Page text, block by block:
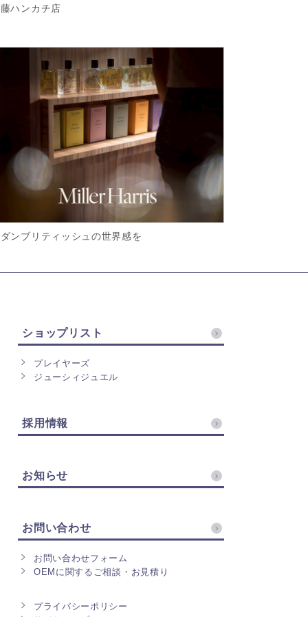
ハンカチ店
ンブリティッシュの世界感を
ショップリスト
プレイヤーズ
ジューシィジュエル
採用情報
お知らせ
お問い合わせ
お問い合わせフォーム
OEMに関するご相談・お見積り
プライバシーポリシー